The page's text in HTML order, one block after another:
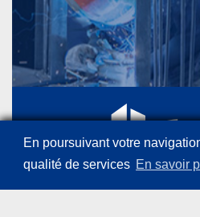
En poursuivant votre
qualité de services En savoir